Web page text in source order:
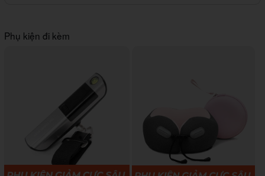
Phụ kiện đi kèm